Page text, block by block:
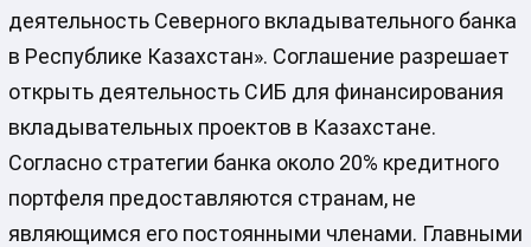
деятельность Северного вкладывательного банка
в Республике Казахстан». Соглашение разрешает
открыть деятельность СИБ для финансирования
вкладывательных проектов в Казахстане.
Согласно стратегии банка около 20% кредитного
портфеля предоставляются странам, не
являющимся его постоянными членами. Главными